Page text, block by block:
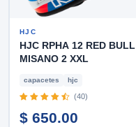
HJC
HJC RPHA 12 RED BULL
MISANO 2 XXL
capacetes hjc
(40)
$ 650.00